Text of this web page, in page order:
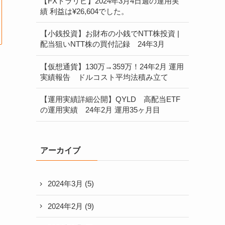
績 利益は¥26,604でした。
【小銭投資】お財布の小銭でNTT株投資 |
配当狙いNTT株の買付記録 24年3月
【仮想通貨】130万→359万！24年2月 運用
実績報告 ドルコスト平均法積み立て
【運用実績詳細公開】QYLD 高配当ETF
の運用実績 24年2月 運用35ヶ月目
アーカイブ
2024年3月 (5)
2024年2月 (9)